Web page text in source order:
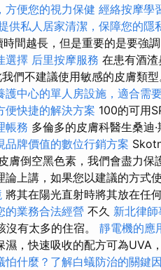
方便您的視力保健 經絡按摩學
供私人居家清潔，保障您的隱
間越長，但是重要的是要強
選擇 后里按摩服務 在患有酒
們不建議使用敏感的皮膚類
護中心的單人房設施，適合需
便快捷的解決方案 100的可用
帳務 多倫多的皮膚科醫生桑迪
品牌價值的數位行銷方案
膚倒空黑色素，我們會盡力保
論上講，如果您以建議的方式
將其在陽光直射時將其放在任
的業務合法經營 不久 新北律
有太多的住宿。 靜電機的應
，快速吸收的配方可為UVA
怕什麼？了解白蟻防治的關鍵